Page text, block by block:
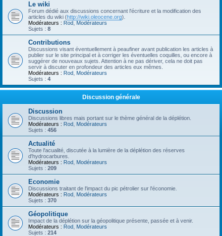
Le wiki
Forum dédié aux discussions concernant l'écriture et la modification des
articles du wiki (http://wiki.oleocene.org).
Modérateurs : Rod Modérateurs
Sujets : 8
Contributions
Discussions visant éventuellement à peaufiner avant publication les articles à
publier sur le site principal et à corriger les éventuelles coquilles, ou encore à
suggérer de nouveaux sujets. Attention à ne pas dériver, cela ne doit pas
servir à discuter en profondeur des articles eux mêmes.
Modérateurs : Rod Modérateurs
Sujets : 4
Discussion générale
Discussion
Discussions libres mais portant sur le thème général de la déplétion.
Modérateurs : Rod Modérateurs
Sujets : 456
Actualité
Toute l'acualité, discutée à la lumière de la déplétion des réserves
d'hydrocarbures.
Modérateurs : Rod Modérateurs
Sujets : 209
Economie
Discussions traitant de l'impact du pic pétrolier sur l'économie.
Modérateurs : Rod Modérateurs
Sujets : 370
Géopolitique
Impact de la déplétion sur la géopolitique présente, passée et à venir.
Modérateurs : Rod Modérateurs
Sujets : 214